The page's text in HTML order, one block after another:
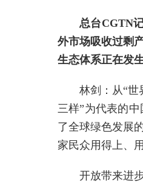
总台CGTN
外市场吸收过剩
生态体系正在发
林剑：从“世
三样”为代表的
了全球绿色发展
家民众用得上、
开放带来进